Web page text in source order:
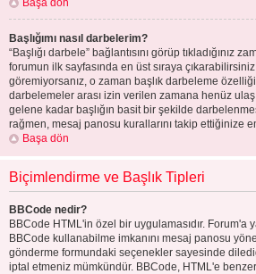
Başa dön
Başlığımı nasıl darbelerim?
“Başlığı darbele” bağlantısını görüp tıkladığınız
forumun ilk sayfasında en üst sıraya
göremiyorsanız, o zaman başlık darbeleme
darbelemeler arası izin verilen zamana henüz
gelene kadar başlığın basit bir şekilde
rağmen, mesaj panosu kurallarını takip ettiğinize
Başa dön
Biçimlendirme ve Başlık Tipleri
BBCode nedir?
BBCode HTML'in özel bir uygulamasıdır. Forum'a
BBCode kullanabilme imkanını mesaj panosu
gönderme formundaki seçenekler sayesinde
iptal etmeniz mümkündür. BBCode, HTML'e